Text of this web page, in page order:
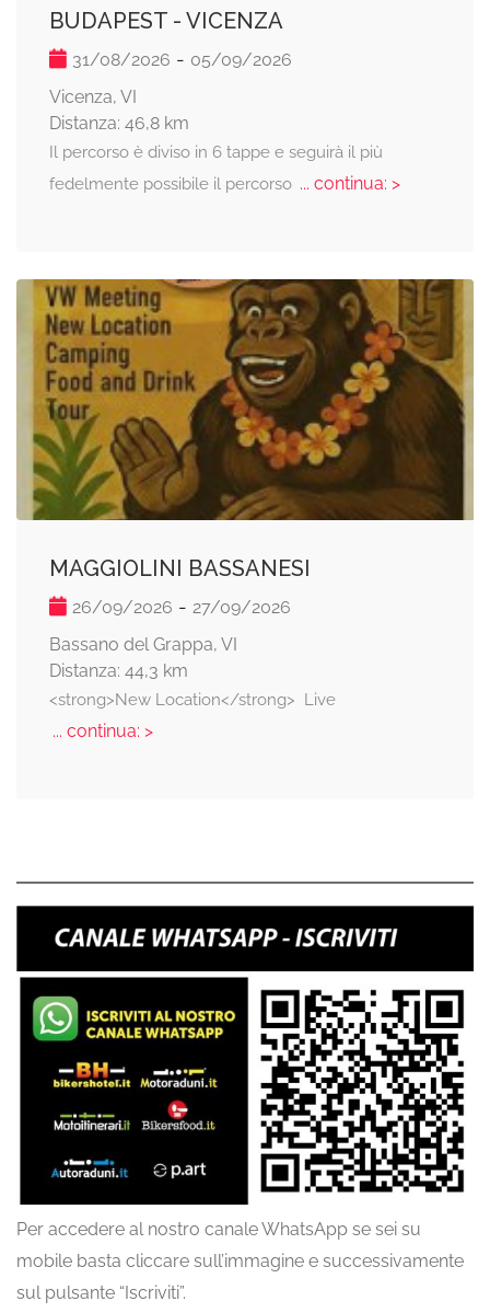
BUDAPEST - VICENZA
31/08/2026 - 05/09/2026
Vicenza, VI
Distanza: 46,8 km
Il percorso è diviso in 6 tappe e seguirà il più
fedelmente possibile il percorso... continua: >
MAGGIOLINI BASSANESI
26/09/2026 - 27/09/2026
Bassano del Grappa, VI
Distanza: 44,3 km
<strong>New Location</strong>  Live
... continua: >
Per accedere al nostro canale WhatsApp se sei su
mobile basta cliccare sull’immagine e successivamente
sul pulsante “Iscriviti”.